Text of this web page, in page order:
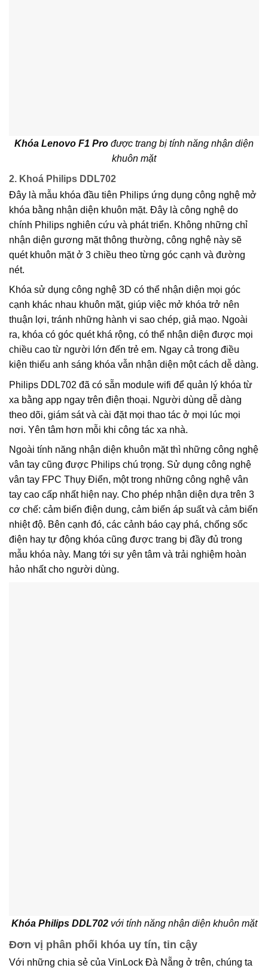
Khóa Lenovo F1 Pro được trang bị tính năng nhận diện
khuôn mặt
2. Khoá Philips DDL702
Đây là mẫu khóa đầu tiên Philips ứng dụng công nghệ mở
khóa bằng nhận diện khuôn mặt. Đây là công nghệ do
chính Philips nghiên cứu và phát triển. Không những chỉ
nhận diện gương mặt thông thường, công nghệ này sẽ
quét khuôn mặt ở 3 chiều theo từng góc cạnh và đường
nét.
Khóa sử dụng công nghệ 3D có thể nhận diện mọi góc
cạnh khác nhau khuôn mặt, giúp việc mở khóa trở nên
thuận lợi, tránh những hành vi sao chép, giả mạo. Ngoài
ra, khóa có góc quét khá rộng, có thể nhận diện được mọi
chiều cao từ người lớn đến trẻ em. Ngay cả trong điều
kiện thiếu anh sáng khóa vẫn nhận diện một cách dễ dàng.
Philips DDL702 đã có sẵn module wifi để quản lý khóa từ
xa bằng app ngay trên điện thoại. Người dùng dễ dàng
theo dõi, giám sát và cài đặt mọi thao tác ở mọi lúc mọi
nơi. Yên tâm hơn mỗi khi công tác xa nhà.
Ngoài tính năng nhận diện khuôn mặt thì những công nghệ
vân tay cũng được Philips chú trọng. Sử dụng công nghệ
vân tay FPC Thụy Điển, một trong những công nghệ vân
tay cao cấp nhất hiện nay. Cho phép nhận diện dựa trên 3
cơ chế: cảm biến điện dung, cảm biến áp suất và cảm biến
nhiệt độ. Bên cạnh đó, các cảnh báo cạy phá, chống sốc
điện hay tự động khóa cũng được trang bị đầy đủ trong
mẫu khóa này. Mang tới sự yên tâm và trải nghiệm hoàn
hảo nhất cho người dùng.
Khóa Philips DDL702với tính năng nhận diện khuôn mặt
Đơn vị phân phối khóa uy tín, tin cậy
Với những chia sẻ của VinLock Đà Nẵng ở trên, chúng ta